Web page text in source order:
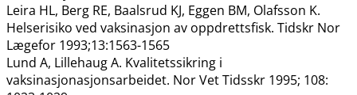
Leira HL, Berg RE, Baalsrud KJ, Eggen BM, Olafsson K.
Helserisiko ved vaksinasjon av oppdrettsfisk. Tidskr Nor
Lægefor 1993;13:1563-1565
Lund A, Lillehaug A. Kvalitetssikring i
vaksinasjonasjonsarbeidet. Nor Vet Tidsskr 1995; 108: